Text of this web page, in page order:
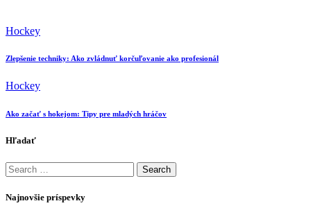
Hockey
Zlepšenie techniky: Ako zvládnuť korčuľovanie ako profesionál
Hockey
Ako začať s hokejom: Tipy pre mladých hráčov
Hľadať
Search
for:
Najnovšie príspevky